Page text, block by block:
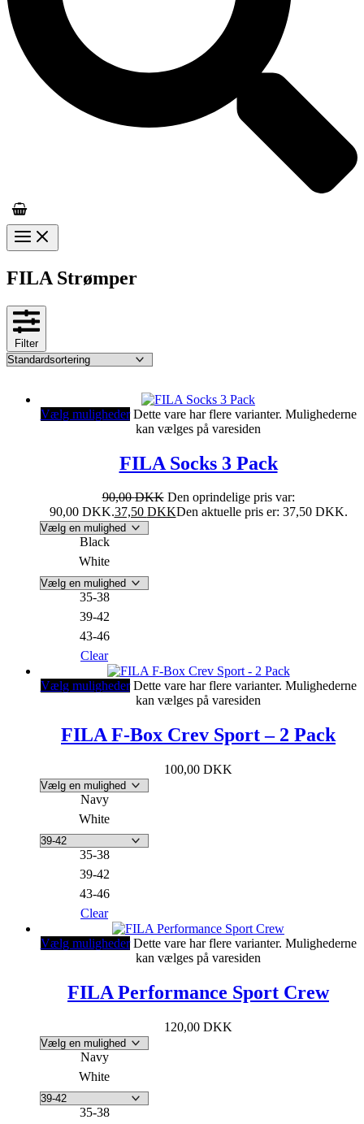
FILA Strømper
Filter
Vælg muligheder Dette vare har flere varianter. Mulighederne
kan vælges på varesiden
FILA Socks 3 Pack
90,00DKK Den oprindelige pris var:
90,00 DKK.37,50 DKKDen aktuelle pris er: 37,50 DKK.
Black
White
35-38
39-42
43-46
Clear
Vælg muligheder Dette vare har flere varianter. Mulighederne
kan vælges på varesiden
FILA F-Box Crev Sport – 2 Pack
100,00 DKK
Navy
White
35-38
39-42
43-46
Clear
Vælg muligheder Dette vare har flere varianter. Mulighederne
kan vælges på varesiden
FILA Performance Sport Crew
120,00 DKK
Navy
White
35-38